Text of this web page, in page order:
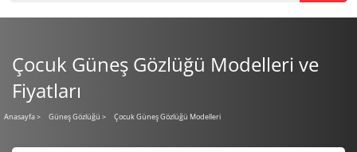
Çocuk Güneş Gözlüğü Modelleri ve
Fiyatları
Anasayfa> Güneş Gözlüğü > Çocuk Güneş Gözlüğü Modelleri